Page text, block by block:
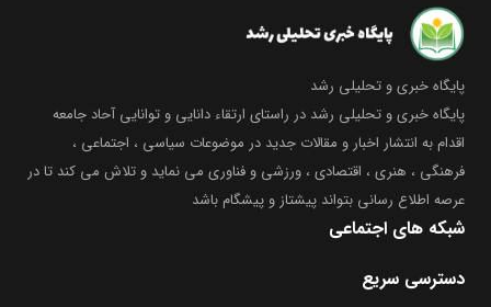
پایگاه خبری و تحلیلی رشد
پایگاه خبری و تحلیلی رشد در راستای ارتقاء دانایی و توانایی آحاد جامعه
اقدام به انتشار اخبار و مقالات جدید در موضوعات سیاسی ، اجتماعی ،
فرهنگی ، هنری ، اقتصادی ، ورزشی و فناوری می نماید و تلاش می کند تا در
عرصه اطلاع رسانی بتواند پیشتاز و پیشگام باشد
شبکه های اجتماعی
دسترسی سریع